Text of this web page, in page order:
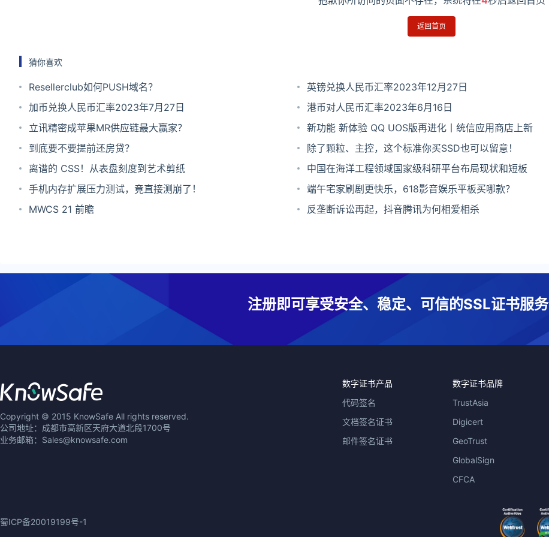
返回首页
猜你喜欢
Resellerclub如何PUSH域名？ 英镑兑换人民币汇率2023年12月27日
加币兑换人民币汇率2023年7月27日
港币对人民币汇率2023年6月16日
立讯精密成苹果MR供应链最大赢家？
新功能 新体验 QQ UOS版再进化丨统信应用商店上新
到底要不要提前还房贷？
除了颗粒、主控，这个标准你买SSD也可以留意！
离谱的 CSS！从表盘刻度到艺术剪纸
中国在海洋工程领域国家级科研平台布局现状和短板
手机内存扩展压力测试，竟直接测崩了！
端午宅家刷剧更快乐，618影音娱乐平板买哪款？
MWCS 21 前瞻
反垄断诉讼再起，抖音腾讯为何相爱相杀
注册即可享受安全、稳定、可信的SSL证书服务
Copyright © 2015 KnowSafe All rights reserved.
公司地址：成都市高新区天府大道北段1700号
业务邮箱：Sales@knowsafe.com
数字证书产品
代码签名
文档签名证书
邮件签名证书
数字证书品牌
TrustAsia
Digicert
GeoTrust
GlobalSign
CFCA
蜀ICP备20019199号-1